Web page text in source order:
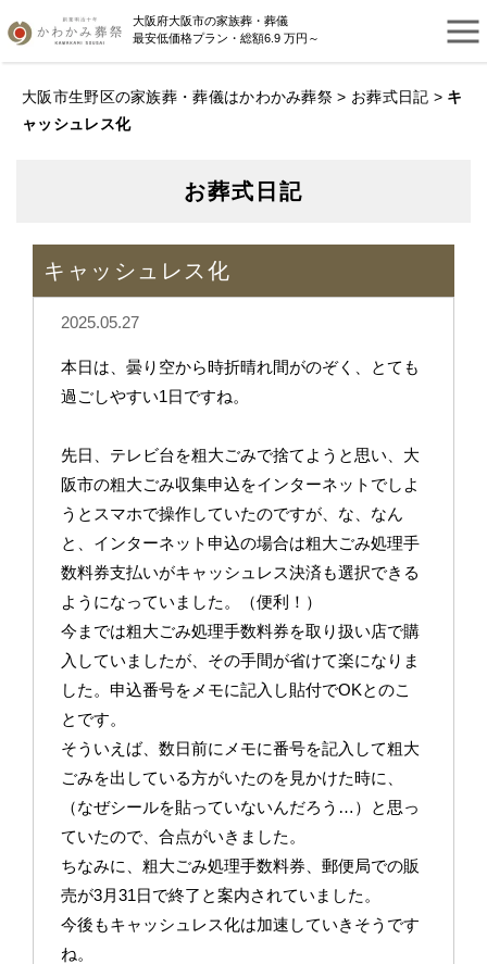
大阪府大阪市の家族葬・葬儀
最安低価格プラン・総額6.9 万円～
大阪市生野区の家族葬・葬儀はかわかみ葬祭 > お葬式日記 > キ
ャッシュレス化
お葬式日記
キャッシュレス化
2025.05.27
本日は、曇り空から時折晴れ間がのぞく、とても
過ごしやすい1日ですね。
先日、テレビ台を粗大ごみで捨てようと思い、大
阪市の粗大ごみ収集申込をインターネットでしよ
うとスマホで操作していたのですが、な、なん
と、インターネット申込の場合は粗大ごみ処理手
数料券支払いがキャッシュレス決済も選択できる
ようになっていました。（便利！）
今までは粗大ごみ処理手数料券を取り扱い店で購
入していましたが、その手間が省けて楽になりま
した。申込番号をメモに記入し貼付でOKとのこ
とです。
そういえば、数日前にメモに番号を記入して粗大
ごみを出している方がいたのを見かけた時に、
（なぜシールを貼っていないんだろう…）と思っ
ていたので、合点がいきました。
ちなみに、粗大ごみ処理手数料券、郵便局での販
売が3月31日で終了と案内されていました。
今後もキャッシュレス化は加速していきそうです
ね。